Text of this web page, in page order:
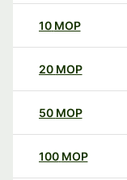
10 MOP
20 MOP
50 MOP
100 MOP